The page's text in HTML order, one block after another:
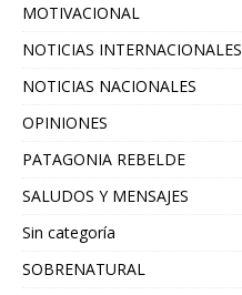
MOTIVACIONAL
NOTICIAS INTERNACIONALES
NOTICIAS NACIONALES
OPINIONES
PATAGONIA REBELDE
SALUDOS Y MENSAJES
Sin categoría
SOBRENATURAL